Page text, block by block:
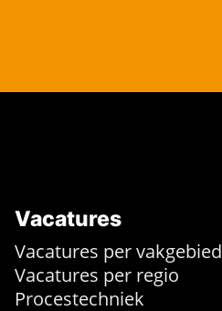
Vacatures
Vacatures per vakgebied
Vacatures per regio
Procestechniek